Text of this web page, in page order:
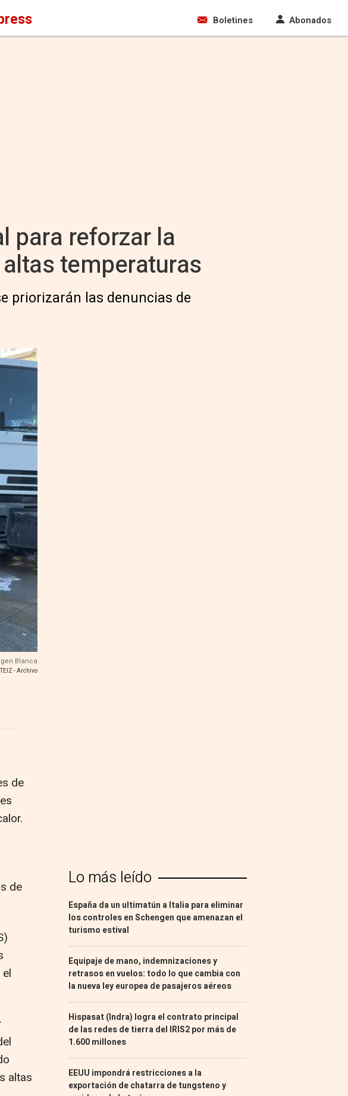
Boletines Abonados
para reforzar la
temperaturas
priorizarán las denuncias de
Blanca
- Archivo
de
de
altas
Lo más leído
España da un ultimatún a Italia para eliminar
los controles en Schengen que amenazan el
turismo estival
Equipaje de mano, indemnizaciones y
retrasos en vuelos: todo lo que cambia con
la nueva ley europea de pasajeros aéreos
Hispasat (Indra) logra el contrato principal
de las redes de tierra del IRIS2 por más de
1.600 millones
EEUU impondrá restricciones a la
exportación de chatarra de tungsteno y